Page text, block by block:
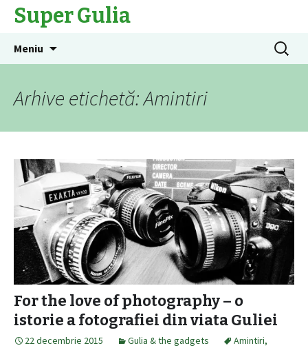
Super Gulia
Meniu
Caută
după:
Arhive etichetă: Amintiri
For the love of photography – o
istorie a fotografiei din viata Guliei
22 decembrie 2015 Gulia & the gadgets Amintiri,